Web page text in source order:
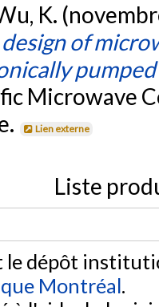
K.
of
Microwave
Lien externe
Liste
le dépôt
Montréal.